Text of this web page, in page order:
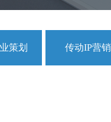
策划 传动IP营销